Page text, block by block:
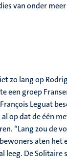
van onder
zo lang op
een groep
Leguat
op dat de één
“Lang zou de
aten het
leeg. De Solitaire